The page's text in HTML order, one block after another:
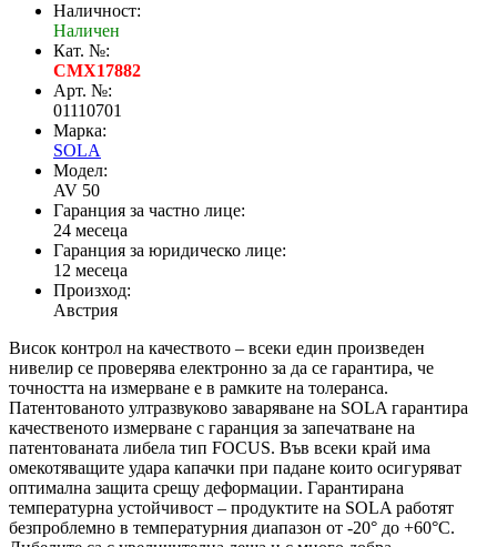
Наличност:
Наличен
Кат. №:
CMX17882
Арт. №:
01110701
Марка:
SOLA
Модел:
AV 50
Гаранция за частно лице:
24 месеца
Гаранция за юридическо лице:
12 месеца
Произход:
Австрия
Висок контрол на качеството – всеки един произведен
нивелир се проверява електронно за да се гарантира, че
точността на измерване е в рамките на толеранса.
Патентованото ултразвуково заваряване на SOLA гарантира
качественото измерване с гаранция за запечатване на
патентованата либела тип FOCUS. Във всеки край има
омекотяващите удара капачки при падане които осигуряват
оптимална защита срещу деформации. Гарантирана
температурна устойчивост – продуктите на SOLA работят
безпроблемно в температурния диапазон от -20° до +60°С.